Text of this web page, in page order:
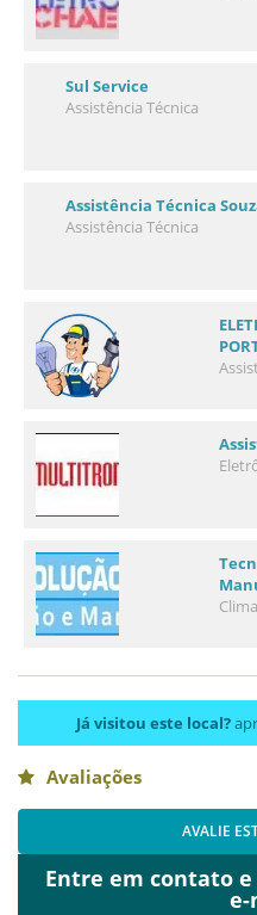
Sul Service
Assistência Técnica
Assistência Técnica
Assistência Técnica
Já visitou este local?
Avaliações
AVALIE
Entre em contato
e-